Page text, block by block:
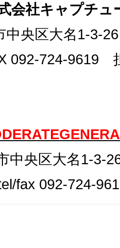
会社キャプチュ
中央区大名1-3-
092-724-9619
中央区大名1-3-
fax 092-724-